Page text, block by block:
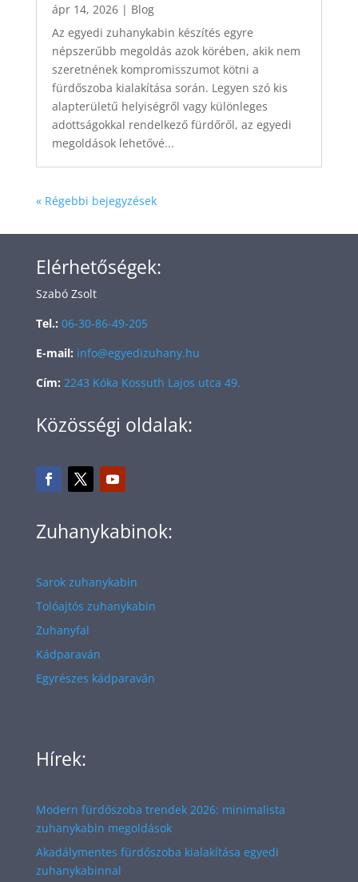
ápr 14, 2026| Blog
Az egyedi zuhanykabin készítés egyre
népszerűbb megoldás azok körében, akik nem
szeretnének kompromisszumot kötni a
fürdőszoba kialakítása során. Legyen szó kis
alapterületű helyiségről vagy különleges
adottságokkal rendelkező fürdőről, az egyedi
megoldások lehetővé...
« Régebbi bejegyzések
Elérhetőségek:
Szabó Zsolt
Tel.: 06-30-86-49-205
E-mail: info@egyedizuhany.hu
Cím: 2243 Kóka Kossuth Lajos utca 49.
Közösségi oldalak:
Zuhanykabinok:
Sarok zuhanykabin
Tolóajtós zuhanykabin
Zuhanyfal
Kádparaván
Egyrészes kádparaván
Hírek:
Modern fürdőszoba trendek 2026: minimalista
zuhanykabin megoldások
Akadálymentes fürdőszoba kialakítása egyedi
zuhanykabinnal